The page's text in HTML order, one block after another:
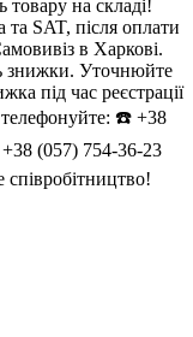
товару на складі!
SAT, після оплати
в Харкові.
знижки. Уточнюйте
під час реєстрації
телефонуйте: ☎️ +38
(057) 754-36-23